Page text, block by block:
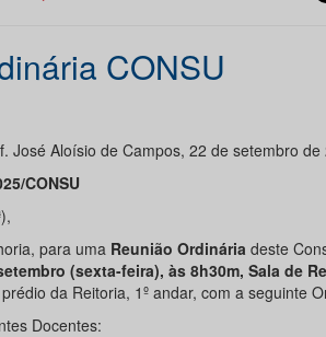
CONSU
José Aloísio de Campos, 22 de setembro de
CONSU
para uma Reunião Ordinária deste
(sexta-feira), às 8h30m, Sala de
da Reitoria, 1º andar, com a seguinte
Docentes: